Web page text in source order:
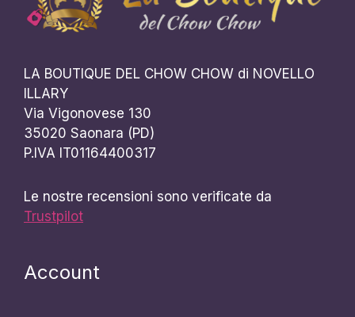
LA BOUTIQUE DEL CHOW CHOW di NOVELLO
ILLARY
Via Vigonovese 130
35020 Saonara (PD)
P.IVA IT01164400317
Le nostre recensioni sono verificate da
Trustpilot
Account